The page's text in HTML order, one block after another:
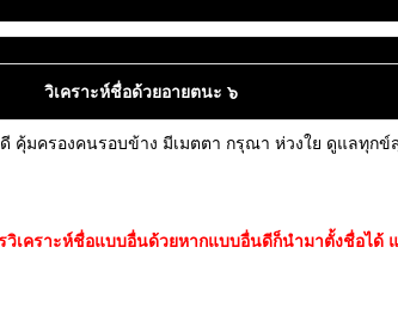
วิเคราะห์ชื่อด้วยอายตนะ ๖
มครองคนรอบข้าง มีเมตตา กรุณา ห่วงใย ดูแลทุก
คราะห์ชื่อแบบอื่นด้วยหากแบบอื่นดีก็นำมาตั้งชื่อได้